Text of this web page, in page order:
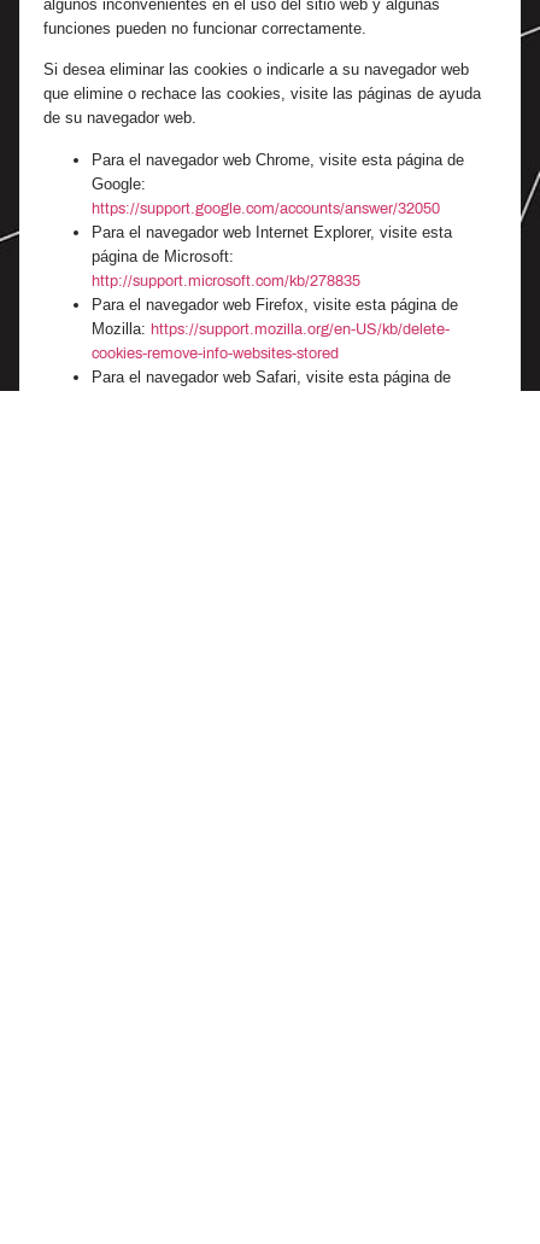
algunos inconvenientes en el uso del sitio web y algunas
funciones pueden no funcionar correctamente.
Si desea eliminar las cookies o indicarle a su navegador web
que elimine o rechace las cookies, visite las páginas de ayuda
de su navegador web.
Para el navegador web Chrome, visite esta página de
Google:
https://support.google.com/accounts/answer/32050
Para el navegador web Internet Explorer, visite esta
página de Microsoft:
http://support.microsoft.com/kb/278835
Para el navegador web Firefox, visite esta página de
Mozilla: https://support.mozilla.org/en-US/kb/delete-
cookies-remove-info-websites-stored
Para el navegador web Safari, visite esta página de